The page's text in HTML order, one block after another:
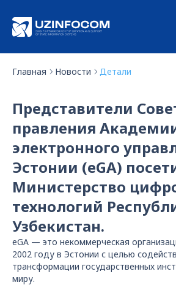
Главная Новости Детали
Представители
правления
электронного
Эстонии (eGA)
Министерство
технологий
Узбекистан.
eGA — это некоммерческая
2002 году в Эстонии с целью
трансформации государственных
миру.